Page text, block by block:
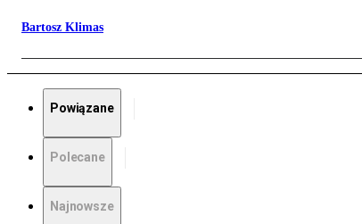
Bartosz Klimas
Powiązane
Polecane
Najnowsze